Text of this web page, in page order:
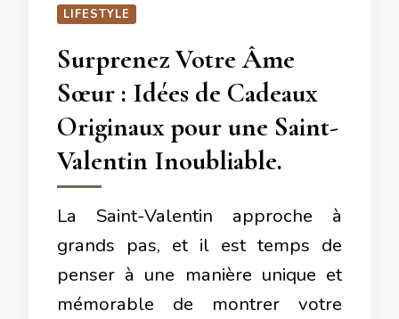
LIFESTYLE
Surprenez Votre Âme
Sœur : Idées de Cadeaux
Originaux pour une Saint-
Valentin Inoubliable.
La Saint-Valentin approche à
grands pas, et il est temps de
penser à une manière unique et
mémorable de montrer votre